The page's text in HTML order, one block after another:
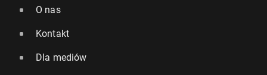
O nas
Kontakt
Dla mediów